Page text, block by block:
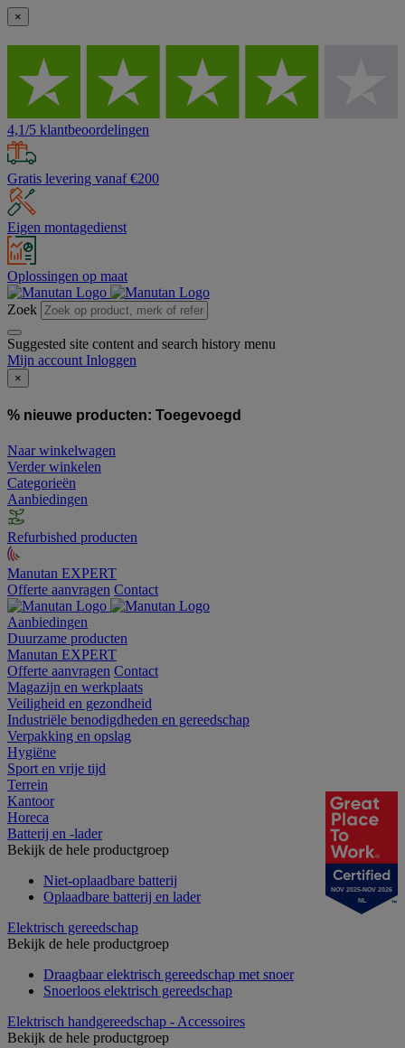
×
4,1/5 klantbeoordelingen
Gratis levering vanaf €200
Eigen montagedienst
Oplossingen op maat
Zoek
Suggested site content and search history menu
Mijn account Inloggen
×
% nieuwe producten: Toegevoegd
Naar winkelwagen
Verder winkelen
Categorieën
Aanbiedingen
Refurbished producten
Manutan EXPERT
Offerte aanvragen Contact
Aanbiedingen
Duurzame producten
Manutan EXPERT
Offerte aanvragen Contact
Magazijn en werkplaats
Veiligheid en gezondheid
Industriële benodigdheden en gereedschap
Verpakking en opslag
Hygiëne
Sport en vrije tijd
Terrein
Kantoor
Horeca
Batterij en -lader
Bekijk de hele productgroep
Niet-oplaadbare batterij
Oplaadbare batterij en lader
Elektrisch gereedschap
Bekijk de hele productgroep
Draagbaar elektrisch gereedschap met snoer
Snoerloos elektrisch gereedschap
Elektrisch handgereedschap - Accessoires
Bekijk de hele productgroep
NOV 2025-NOV 2026
NL